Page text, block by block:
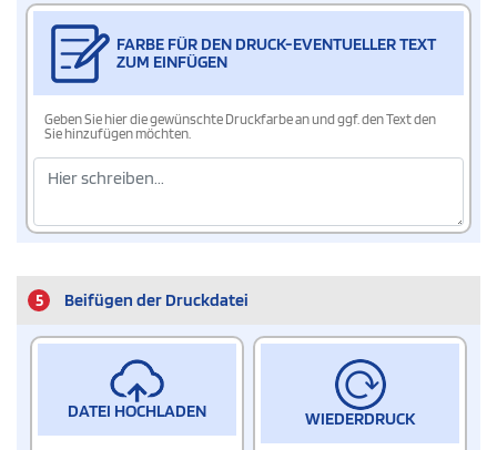
FARBE FÜR DEN DRUCK-EVENTUELLER TEXT
ZUM EINFÜGEN
Geben Sie hier die gewünschte Druckfarbe an und ggf. den Text den
Sie hinzufügen möchten.
5 Beifügen der Druckdatei
DATEI HOCHLADEN WIEDERDRUCK